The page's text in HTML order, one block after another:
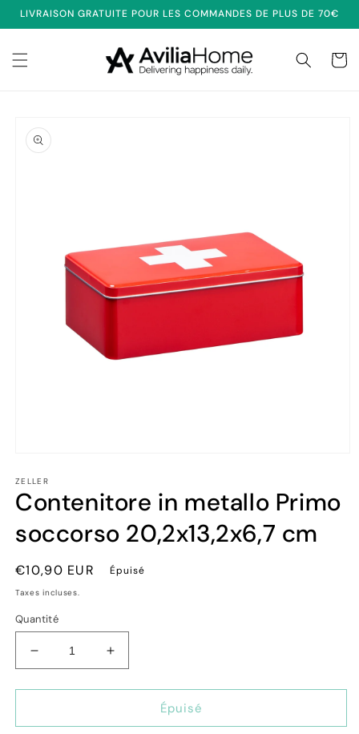
passer
au
LIVRAISON GRATUITE POUR LES COMMANDES DE PLUS DE 70€
Panier
informations
produits
média
1
dans
fenêtre
modale
ZELLER
Contenitore in metallo Primo
soccorso 20,2x13,2x6,7 cm
Prix
habituel
€10,90 EUR Épuisé
Taxes incluses.
Quantité
Réduire
la
quantité
Contenitore
Augmenter
la
quantité
Contenitore
Épuisé